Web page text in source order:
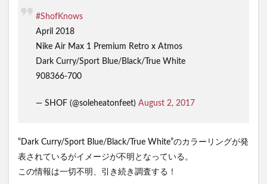
#ShofKnows
April 2018
Nike Air Max 1 Premium Retro x Atmos
Dark Curry/Sport Blue/Black/True White
908366-700
— SHOF (@soleheatonfeet) August 2, 2017
“Dark Curry/Sport Blue/Black/True White”のカラーリングが発
表されているがイメージが不明となっている。
この情報は一切不明、引き続き調査する！